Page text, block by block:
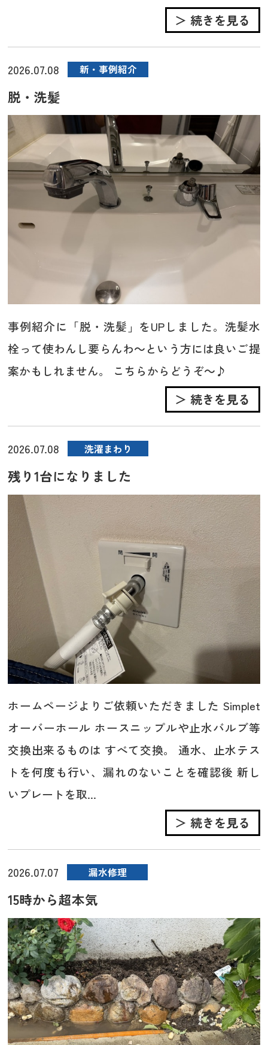
＞ 続きを見る
2026.07.08 新・事例紹介
脱・洗髪
事例紹介に「脱・洗髪」をUPしました。洗髪水
栓って使わんし要らんわ～という方には良いご提
案かもしれません。 こちらからどうぞ～♪
＞ 続きを見る
2026.07.08 洗濯まわり
残り1台になりました
ホームページよりご依頼いただきました Simplet
オーバーホール ホースニップルや止水バルブ等
交換出来るものは すべて交換。 通水、止水テス
トを何度も行い、漏れのないことを確認後 新し
いプレートを取...
＞ 続きを見る
2026.07.07 漏水修理
15時から超本気